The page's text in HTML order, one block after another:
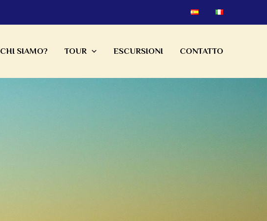
CHI SIAMO? TOUR ESCURSIONI CONTATTO